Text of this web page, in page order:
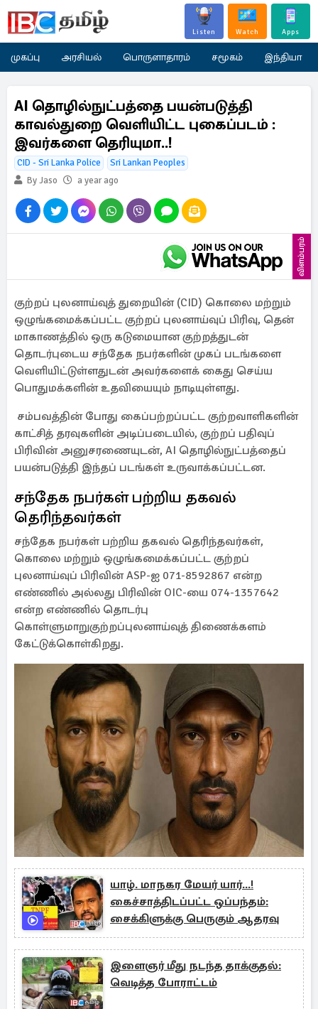
Listen Watch Apps
முகப்பு அரசியல் பொருளாதாரம் சமூகம் இந்தியா
AI தொழில்நுட்பத்தை பயன்படுத்தி
காவல்துறை வெளியிட்ட புகைப்படம் :
இவர்களை தெரியுமா..!
CID - Sri Lanka Police
Sri Lankan Peoples
By Jaso
a year ago
விளம்பரம்
குற்றப் புலனாய்வுத் துறையின் (CID) கொலை மற்றும்
ஒழுங்கமைக்கப்பட்ட குற்றப் புலனாய்வுப் பிரிவு, தென்
மாகாணத்தில் ஒரு கடுமையான குற்றத்துடன்
தொடர்புடைய சந்தேக நபர்களின் முகப் படங்களை
வெளியிட்டுள்ளதுடன் அவர்களைக் கைது செய்ய
பொதுமக்களின் உதவியையும் நாடியுள்ளது.
சம்பவத்தின் போது கைப்பற்றப்பட்ட குற்றவாளிகளின்
காட்சித் தரவுகளின் அடிப்படையில், குற்றப் பதிவுப்
பிரிவின் அனுசரணையுடன், AI தொழில்நுட்பத்தைப்
பயன்படுத்தி இந்தப் படங்கள் உருவாக்கப்பட்டன.
சந்தேக நபர்கள் பற்றிய தகவல்
தெரிந்தவர்கள்
சந்தேக நபர்கள் பற்றிய தகவல் தெரிந்தவர்கள்,
கொலை மற்றும் ஒழுங்கமைக்கப்பட்ட குற்றப்
புலனாய்வுப் பிரிவின் ASP-ஐ 071-8592867 என்ற
எண்ணில் அல்லது பிரிவின் OIC-யை 074-1357642
என்ற எண்ணில் தொடர்பு
கொள்ளுமாறுகுற்றப்புலனாய்வுத் திணைக்களம்
கேட்டுக்கொள்கிறது.
யாழ். மாநகர மேயர் யார்...!
கைச்சாத்திடப்பட்ட ஒப்பந்தம்:
சைக்கிளுக்கு பெருகும் ஆதரவு
இளைஞர் மீது நடந்த தாக்குதல்:
வெடித்த போராட்டம்